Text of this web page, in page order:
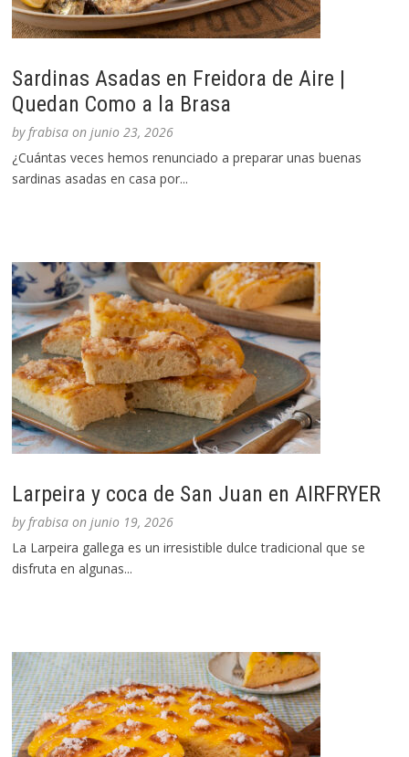
Sardinas Asadas en Freidora de Aire |
Quedan Como a la Brasa
byfrabisa onjunio 23, 2026
¿Cuántas veces hemos renunciado a preparar unas buenas
sardinas asadas en casa por...
Larpeira y coca de San Juan en AIRFRYER
byfrabisa onjunio 19, 2026
La Larpeira gallega es un irresistible dulce tradicional que se
disfruta en algunas...